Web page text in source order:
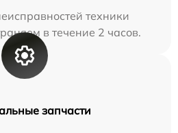
техники
в течение 2 часов.
запчасти